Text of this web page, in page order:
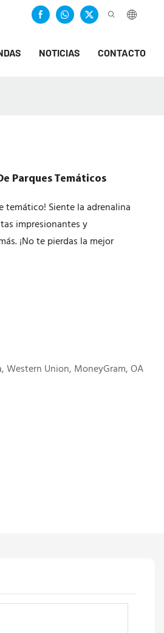
NOTICIAS CONTACTO
Parques Temáticos
temático! Siente la adrenalina
impresionantes y
¡No te pierdas la mejor
Western Union, MoneyGram, OA